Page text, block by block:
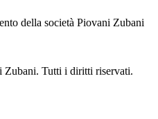
della società Piovani Zubani
Zubani. Tutti i diritti riservati.